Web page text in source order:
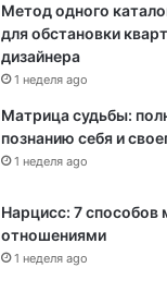
Метод одного
для обстановки
дизайнера
1 неделя ago
Матрица судьбы:
познанию себя и
1 неделя ago
Нарцисс: 7 способов
отношениями
1 неделя ago